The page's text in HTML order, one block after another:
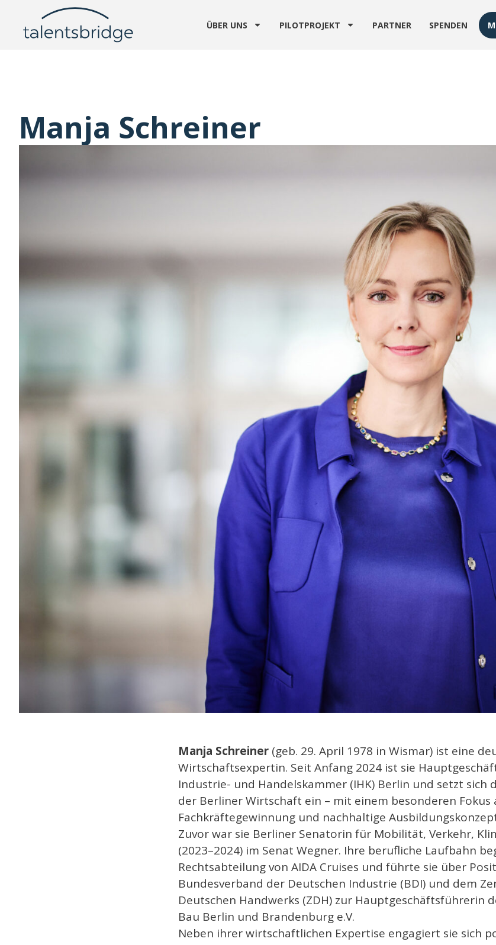
ÜBER UNS PILOTPROJEKT PARTNER SPENDEN
Manja Schreiner
Manja Schreiner(geb. 29. April 1978 in Wismar) ist eine
Wirtschaftsexpertin. Seit Anfang 2024 ist sie
Industrie- und Handelskammer (IHK) Berlin und setzt sich
der Berliner Wirtschaft ein – mit einem besonderen Fokus
Fachkräftegewinnung und nachhaltige
Zuvor war sie Berliner Senatorin für Mobilität, Verkehr,
(2023–2024) im Senat Wegner. Ihre berufliche Laufbahn
Rechtsabteilung von AIDA Cruises und führte sie über
Bundesverband der Deutschen Industrie (BDI) und dem
Deutschen Handwerks (ZDH) zur Hauptgeschäftsführerin
Bau Berlin und Brandenburg e.V.
Neben ihrer wirtschaftlichen Expertise engagiert sie sich